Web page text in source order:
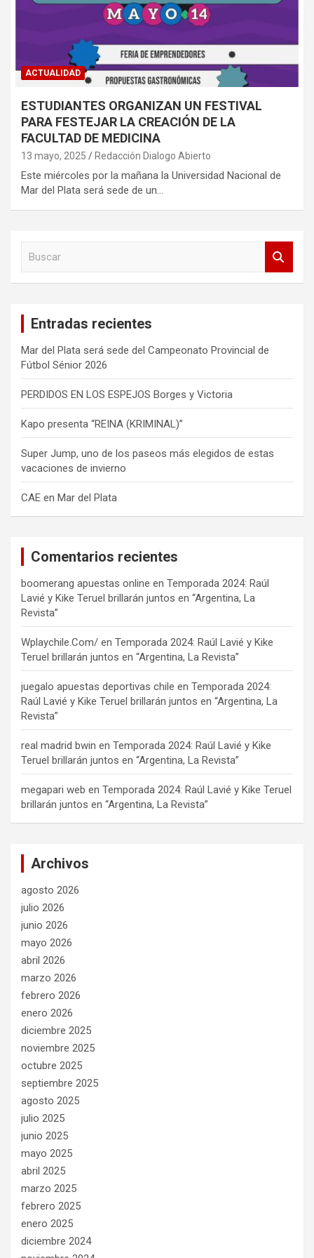
ACTUALIDAD
ESTUDIANTES ORGANIZAN UN FESTIVAL
PARA FESTEJAR LA CREACIÓN DE LA
FACULTAD DE MEDICINA
13 mayo, 2025 Redacción Dialogo Abierto
Este miércoles por la mañana la Universidad Nacional de
Mar del Plata será sede de un…
Entradas recientes
Mar del Plata será sede del Campeonato Provincial de
Fútbol Sénior 2026
PERDIDOS EN LOS ESPEJOS Borges y Victoria
Kapo presenta “REINA (KRIMINAL)”
Super Jump, uno de los paseos más elegidos de estas
vacaciones de invierno
CAE en Mar del Plata
Comentarios recientes
boomerang apuestas online en Temporada 2024: Raúl
Lavié y Kike Teruel brillarán juntos en “Argentina, La
Revista”
Wplaychile.Com/ en Temporada 2024: Raúl Lavié y Kike
Teruel brillarán juntos en “Argentina, La Revista”
juegalo apuestas deportivas chile en Temporada 2024:
Raúl Lavié y Kike Teruel brillarán juntos en “Argentina, La
Revista”
real madrid bwin en Temporada 2024: Raúl Lavié y Kike
Teruel brillarán juntos en “Argentina, La Revista”
megapari web en Temporada 2024: Raúl Lavié y Kike Teruel
brillarán juntos en “Argentina, La Revista”
Archivos
agosto 2026
julio 2026
junio 2026
mayo 2026
abril 2026
marzo 2026
febrero 2026
enero 2026
diciembre 2025
noviembre 2025
octubre 2025
septiembre 2025
agosto 2025
julio 2025
junio 2025
mayo 2025
abril 2025
marzo 2025
febrero 2025
enero 2025
diciembre 2024